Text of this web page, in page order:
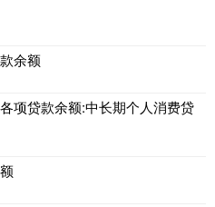
余额
项贷款余额:中长期个人消费贷